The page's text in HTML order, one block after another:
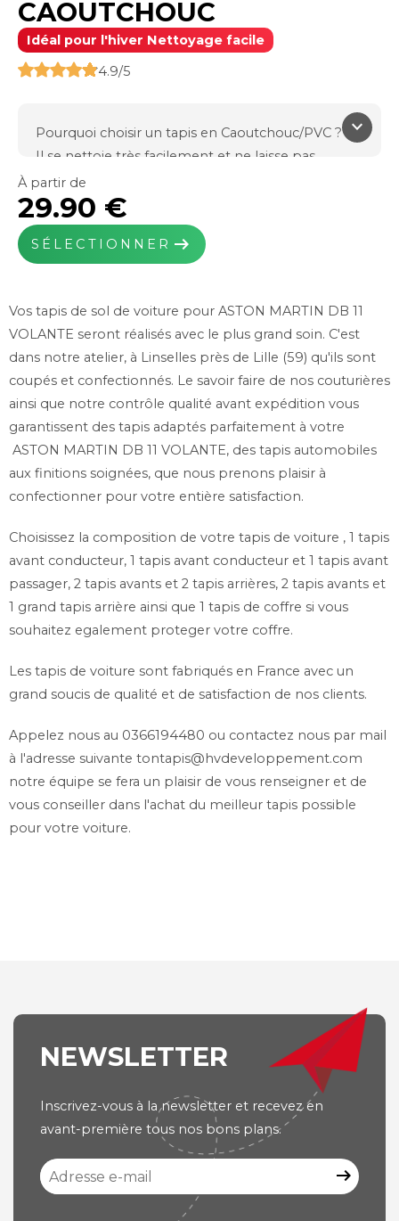
CAOUTCHOUC
Idéal pour l'hiver Nettoyage facile
4.9/5
keyboard_arrow_down
Pourquoi choisir un tapis en Caoutchouc/PVC ?
Il se nettoie très facilement et ne laisse pas
l'humidité pénétrer sur votre moquette d'origine.
Il est indispensable l'hiver en cas d'intempéries et
de fortes pluies.
Fabriqué en France dans notre usine de Linselles
Caoutchouc thermo Plastic TPR
Poids total : 1900g/m²
Épaisseur : 7mm
Noir, Beige
Système de fixations inclus si prévus à l'origine
Grand choix de coloris pour la ganse de pourtour.
À partir de
29.90 €
SÉLECTIONNER arrow_right_alt
Vos tapis de sol de voiture pour ASTON MARTIN DB 11
VOLANTE seront réalisés avec le plus grand soin. C'est
dans notre atelier, à Linselles près de Lille (59) qu'ils sont
coupés et confectionnés. Le savoir faire de nos couturières
ainsi que notre contrôle qualité avant expédition vous
garantissent des tapis adaptés parfaitement à votre
ASTON MARTIN DB 11 VOLANTE, des tapis automobiles
aux finitions soignées, que nous prenons plaisir à
confectionner pour votre entière satisfaction.
Choisissez la composition de votre tapis de voiture , 1 tapis
avant conducteur, 1 tapis avant conducteur et 1 tapis avant
passager, 2 tapis avants et 2 tapis arrières, 2 tapis avants et
1 grand tapis arrière ainsi que 1 tapis de coffre si vous
souhaitez egalement proteger votre coffre.
Les tapis de voiture sont fabriqués en France avec un
grand soucis de qualité et de satisfaction de nos clients.
Appelez nous au 0366194480 ou contactez nous par mail
à l'adresse suivante tontapis@hvdeveloppement.com
notre équipe se fera un plaisir de vous renseigner et de
vous conseiller dans l'achat du meilleur tapis possible
pour votre voiture.
NEWSLETTER
Inscrivez-vous à la newsletter et recevez en
avant-première tous nos bons plans.
arrow_right_alt